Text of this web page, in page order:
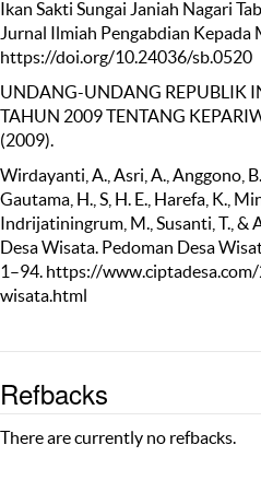
Ikan Sakti Sungai Janiah Nagari
Jurnal Ilmiah Pengabdian Kepada
https://doi.org/10.24036/sb.0520
UNDANG-UNDANG REPUBLIK
TAHUN 2009 TENTANG
(2009).
Wirdayanti, A., Asri, A., Anggono,
Gautama, H., S, H. E., Harefa, K.,
Indrijatiningrum, M., Susanti, T., &
Desa Wisata. Pedoman Desa
1–94. https://
wisata.html
Refbacks
There are currently no refbacks.